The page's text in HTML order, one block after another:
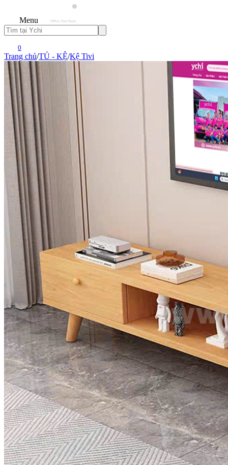
Menu
0
Trang chủ/TỦ - KỆ/Kệ Tivi